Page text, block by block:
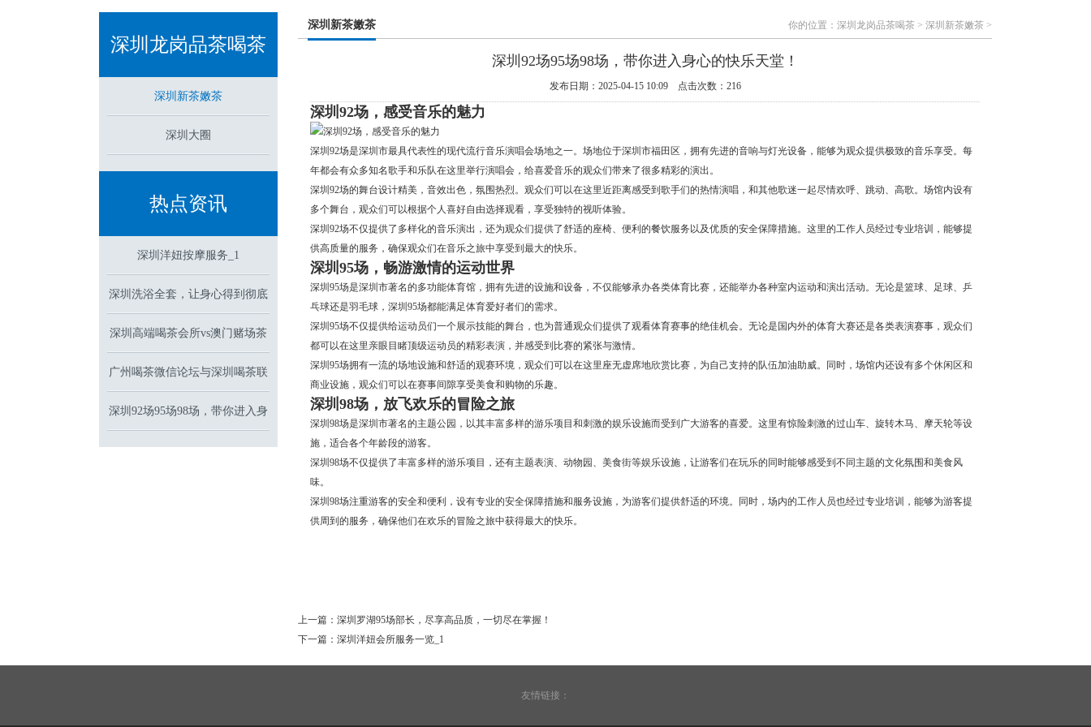
深圳龙岗品茶喝茶
深圳新茶嫩茶
深圳大圈
热点资讯
深圳洋妞按摩服务_1
深圳洗浴全套，让身心得到彻底
的放松
深圳高端喝茶会所vs澳门赌场茶
室
广州喝茶微信论坛与深圳喝茶联
系方式：线上社群的活跃度与可
靠性
深圳92场95场98场，带你进入身
心的快乐天堂！
深圳新茶嫩茶 你的位置： 深圳龙岗品茶喝茶 > 深圳新茶嫩茶 >
深圳92场95场98场，带你进入身心的快乐天堂！
发布日期：2025-04-15 10:09 点击次数：216
深圳92场，感受音乐的魅力
深圳92场是深圳市最具代表性的现代流行音乐演唱会场地之一。场地位于深圳市福田区，拥有先进的音响与灯光设备，能够为观众提供极致的音乐享受。每
年都会有众多知名歌手和乐队在这里举行演唱会，给喜爱音乐的观众们带来了很多精彩的演出。
深圳92场的舞台设计精美，音效出色，氛围热烈。观众们可以在这里近距离感受到歌手们的热情演唱，和其他歌迷一起尽情欢呼、跳动、高歌。场馆内设有
多个舞台，观众们可以根据个人喜好自由选择观看，享受独特的视听体验。
深圳92场不仅提供了多样化的音乐演出，还为观众们提供了舒适的座椅、便利的餐饮服务以及优质的安全保障措施。这里的工作人员经过专业培训，能够提
供高质量的服务，确保观众们在音乐之旅中享受到最大的快乐。
深圳95场，畅游激情的运动世界
深圳95场是深圳市著名的多功能体育馆，拥有先进的设施和设备，不仅能够承办各类体育比赛，还能举办各种室内运动和演出活动。无论是篮球、足球、乒
乓球还是羽毛球，深圳95场都能满足体育爱好者们的需求。
深圳95场不仅提供给运动员们一个展示技能的舞台，也为普通观众们提供了观看体育赛事的绝佳机会。无论是国内外的体育大赛还是各类表演赛事，观众们
都可以在这里亲眼目睹顶级运动员的精彩表演，并感受到比赛的紧张与激情。
深圳95场拥有一流的场地设施和舒适的观赛环境，观众们可以在这里座无虚席地欣赏比赛，为自己支持的队伍加油助威。同时，场馆内还设有多个休闲区和
商业设施，观众们可以在赛事间隙享受美食和购物的乐趣。
深圳98场，放飞欢乐的冒险之旅
深圳98场是深圳市著名的主题公园，以其丰富多样的游乐项目和刺激的娱乐设施而受到广大游客的喜爱。这里有惊险刺激的过山车、旋转木马、摩天轮等设
施，适合各个年龄段的游客。
深圳98场不仅提供了丰富多样的游乐项目，还有主题表演、动物园、美食街等娱乐设施，让游客们在玩乐的同时能够感受到不同主题的文化氛围和美食风
味。
深圳98场注重游客的安全和便利，设有专业的安全保障措施和服务设施，为游客们提供舒适的环境。同时，场内的工作人员也经过专业培训，能够为游客提
供周到的服务，确保他们在欢乐的冒险之旅中获得最大的快乐。
上一篇： 深圳罗湖95场部长，尽享高品质，一切尽在掌握！
下一篇： 深圳洋妞会所服务一览_1
友情链接：